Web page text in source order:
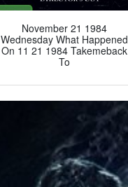
November 21 1984
Wednesday What Happened
On 11 21 1984 Takemeback
To